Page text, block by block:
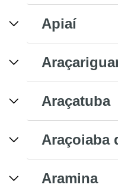
Apiaí
Araçatuba
Araçoiaba
Aramina